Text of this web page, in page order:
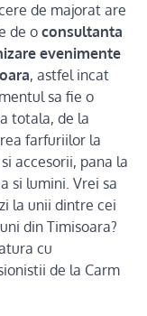
de majorat are
de oconsultanta
evenimente
, astfel incat
sa fie o
totala, de la
farfuriilor la
accesorii, pana la
si lumini. Vrei sa
la unii dintre cei
din Timisoara?
cu
de la Carm